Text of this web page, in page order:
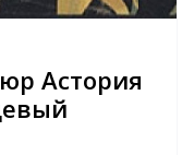
Астория